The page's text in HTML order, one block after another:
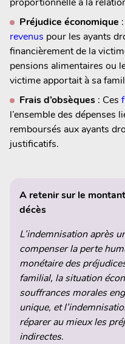
Préjudice économique
revenus pour les ayants
financièrement de la
pensions alimentaires ou
victime apportait à sa
Frais d’obsèques : Ces
l’ensemble des dépenses
remboursés aux ayants
justificatifs.
A retenir sur le
décès
L’indemnisation après
compenser la perte
monétaire des
familial, la situation
souffrances morales
unique, et
réparer au mieux les
indirectes.